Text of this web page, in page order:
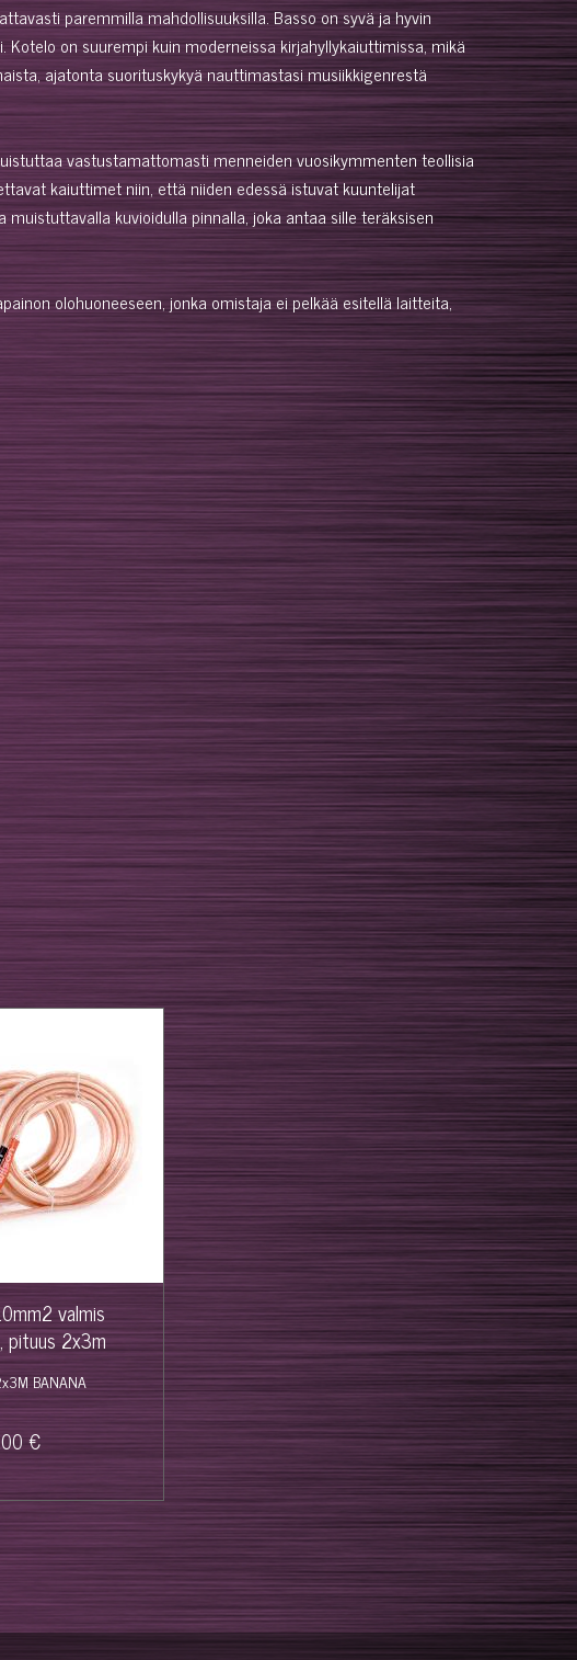
paremmilla mahdollisuuksilla. Basso on syvä ja hyvin
on suurempi kuin moderneissa kirjahyllykaiuttimissa, mikä
ajatonta suorituskykyä nauttimastasi musiikkigenrestä
vastustamattomasti menneiden vuosikymmenten teollisia
kaiuttimet niin, että niiden edessä istuvat kuuntelijat
kuvioidulla pinnalla, joka antaa sille teräksisen
olohuoneeseen, jonka omistaja ei pelkää esitellä laitteita,
valmis
pituus 2x3m
BANANA
€